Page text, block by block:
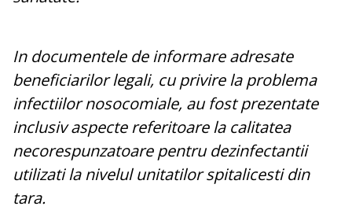
In documentele de informare adresate
beneficiarilor legali, cu privire la problema
infectiilor nosocomiale, au fost prezentate
inclusiv aspecte referitoare la calitatea
necorespunzatoare pentru dezinfectantii
utilizati la nivelul unitatilor spitalicesti din
tara.